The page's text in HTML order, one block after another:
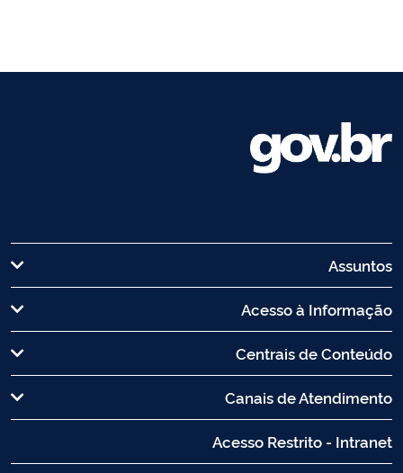
Assuntos
Acesso à Informação
Centrais de Conteúdo
Canais de Atendimento
Acesso Restrito - Intranet